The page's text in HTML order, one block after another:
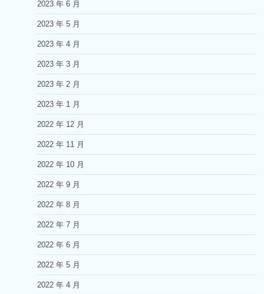
2023 年 6 月
2023 年 5 月
2023 年 4 月
2023 年 3 月
2023 年 2 月
2023 年 1 月
2022 年 12 月
2022 年 11 月
2022 年 10 月
2022 年 9 月
2022 年 8 月
2022 年 7 月
2022 年 6 月
2022 年 5 月
2022 年 4 月